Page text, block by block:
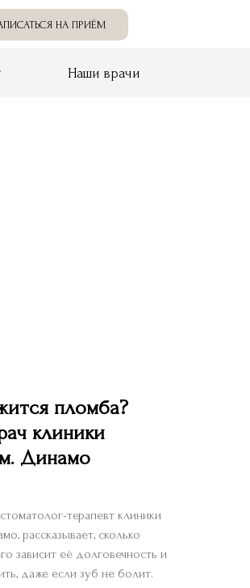
НА ПРИËМ
Наши врачи
пломба?
клиники
Динамо
терапевт клиники
рассказывает, сколько
зависит её долговечность и
даже если зуб не болит.